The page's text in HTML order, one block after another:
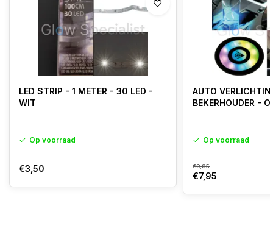
LED STRIP - 1 METER - 30 LED -
WIT
Op voorraad
€3,50
AUTO
BEKERHOUDER -
Op voorraad
€9,85
€7,95